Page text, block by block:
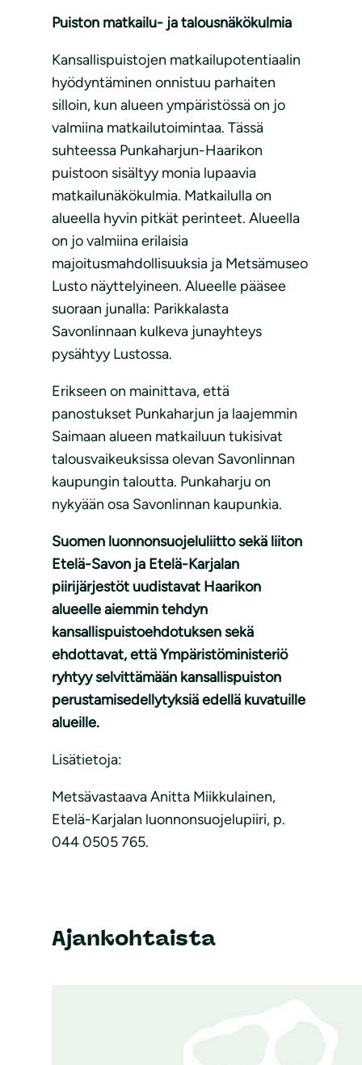
Puiston matkailu- ja talousnäkökulmia
Kansallispuistojen matkailupotentiaalin
hyödyntäminen onnistuu parhaiten
silloin, kun alueen ympäristössä on jo
valmiina matkailutoimintaa. Tässä
suhteessa Punkaharjun-Haarikon
puistoon sisältyy monia lupaavia
matkailunäkökulmia. Matkailulla on
alueella hyvin pitkät perinteet. Alueella
on jo valmiina erilaisia
majoitusmahdollisuuksia ja Metsämuseo
Lusto näyttelyineen. Alueelle pääsee
suoraan junalla: Parikkalasta
Savonlinnaan kulkeva junayhteys
pysähtyy Lustossa.
Erikseen on mainittava, että
panostukset Punkaharjun ja laajemmin
Saimaan alueen matkailuun tukisivat
talousvaikeuksissa olevan Savonlinnan
kaupungin taloutta. Punkaharju on
nykyään osa Savonlinnan kaupunkia.
Suomen luonnonsuojeluliitto sekä liiton
Etelä-Savon ja Etelä-Karjalan
piirijärjestöt uudistavat Haarikon
alueelle aiemmin tehdyn
kansallispuistoehdotuksen sekä
ehdottavat, että Ympäristöministeriö
ryhtyy selvittämään kansallispuiston
perustamisedellytyksiä edellä kuvatuille
alueille.
Lisätietoja:
Metsävastaava Anitta Miikkulainen,
Etelä-Karjalan luonnonsuojelupiiri, p.
044 0505 765.
Ajankohtaista